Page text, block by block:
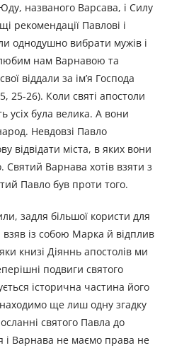
названого Варсава, і Силу
рекомендації Павлові і
однодушно вибрати мужів і
нам Варнавою та
віддали за ім’я Господа
25-26). Коли святі апостоли
усіх була велика. А вони
Невдовзі Павло
відвідати міста, в яких вони
Святий Варнава хотів взяти з
Павло був проти того.
задля більшої користи для
взяв із собою Марка й відплив
книзі Діяннь апостолів ми
подвиги святого
історична частина його
ще лиш одну згадку
святого Павла до
і Варнава не маємо права не